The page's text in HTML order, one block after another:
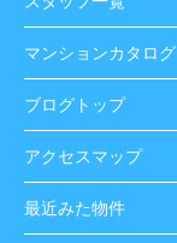
マンションカタログ
ブログトップ
アクセスマップ
最近みた物件